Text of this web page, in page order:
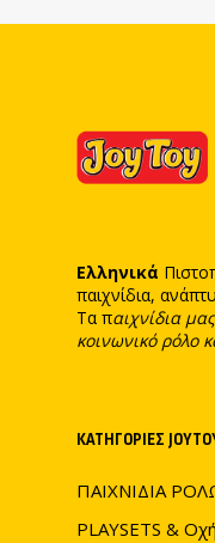
Ελληνικά
παιχνίδια,
Τα παιχνίδια
κοινωνικό ρόλο
ΚΑΤΗΓΟΡΊΕΣ
ΠΑΙΧΝΙΔΙΑ
PLAYSETS &